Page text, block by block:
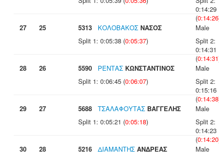
0:14:29
(0:14:26
27
25 5313 ΚΟΛΟΒΑΚΟΣ ΝΑΣΟΣ
Male
Split 1: 0:05:38 (0:05:37)
Split 2:
0:14:31
(0:14:31
28
26 5590 ΡΕΝΤΑΣ ΚΩΝΣΤΑΝΤΙΝΟΣ
Male
Split 1: 0:06:45 (0:06:07)
Split 2:
0:15:16
(0:14:38
29
27 5688 ΤΣΑΛΑΦΟΥΤΑΣ ΒΑΓΓΕΛΗΣ
Male
Split 1: 0:05:21 (0:05:18)
Split 2:
0:14:23
(0:14:20
30
28 5216 ΔΙΑΜΑΝΤΗΣ ΑΝΔΡΕΑΣ
Male